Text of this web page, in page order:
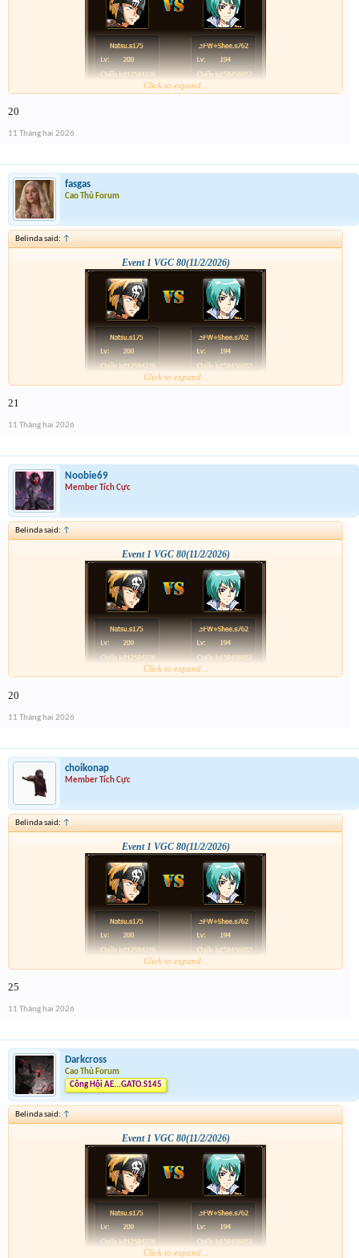
Click to expand...
20
11 Tháng hai 2026
fasgas
Cao Thủ Forum
Belinda said: ↑
Event 1 VGC 80(11/2/2026)
Click to expand...
21
11 Tháng hai 2026
Noobie69
Member Tích Cực
Belinda said: ↑
Event 1 VGC 80(11/2/2026)
Click to expand...
20
11 Tháng hai 2026
choikonap
Member Tích Cực
Belinda said: ↑
Event 1 VGC 80(11/2/2026)
Click to expand...
25
11 Tháng hai 2026
Darkcross
Cao Thủ Forum
Công Hội AE...GATO.S145
Belinda said: ↑
Event 1 VGC 80(11/2/2026)
Click to expand...